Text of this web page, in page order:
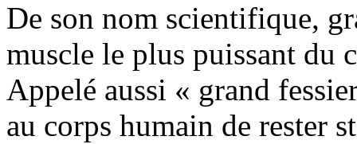
De son nom scientifique,
muscle le plus puissant du
Appelé aussi « grand
au corps humain de rester